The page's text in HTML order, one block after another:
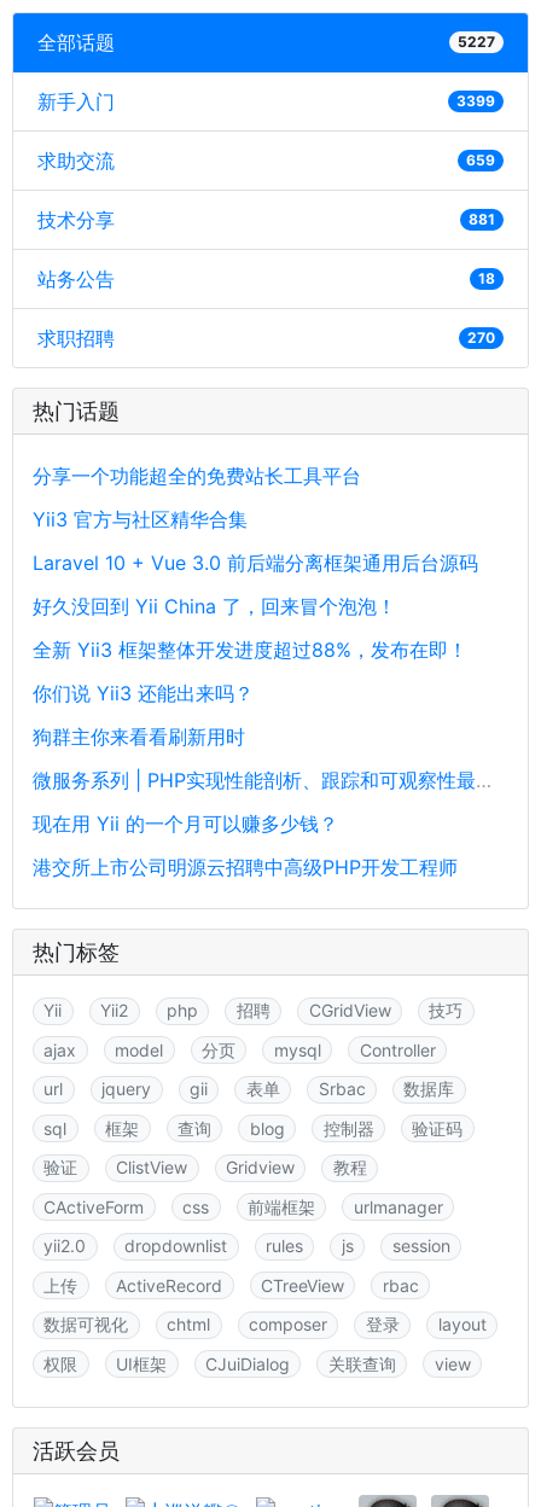
全部话题 5227
新手入门 3399
求助交流 659
技术分享 881
站务公告 18
求职招聘 270
热门话题
分享一个功能超全的免费站长工具平台
Yii3 官方与社区精华合集
Laravel 10 + Vue 3.0 前后端分离框架通用后台源码
好久没回到 Yii China 了，回来冒个泡泡！
全新 Yii3 框架整体开发进度超过88%，发布在即！
你们说 Yii3 还能出来吗？
狗群主你来看看刷新用时
微服务系列 | PHP实现性能剖析、跟踪和可观察性最佳实践
现在用 Yii 的一个月可以赚多少钱？
港交所上市公司明源云招聘中高级PHP开发工程师
热门标签
Yii Yii2 php 招聘 CGridView
技巧
ajax
model 分页 mysql
Controller
url
jquery gii 表单 Srbac
数据库
sql
框架 查询 blog 控制器
验证码
验证
ClistView Gridview
教程
CActiveForm
css 前端框架
urlmanager
yii2.0
dropdownlist rules js
session
上传
ActiveRecord CTreeView
rbac
数据可视化
chtml composer 登录
layout
权限
UI框架 CJuiDialog 关联查询 view
活跃会员